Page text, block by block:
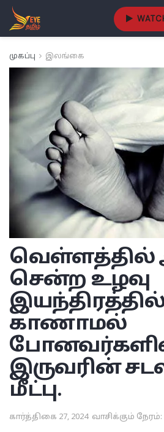
முகப்பு இலங்கை
வெள்ளத்தில்
சென்ற உழவு
காணாமல்
இருவரின்
மீட்பு.
கார்த்திகை 27, 2024 வாசிக்கும் நேரம்: